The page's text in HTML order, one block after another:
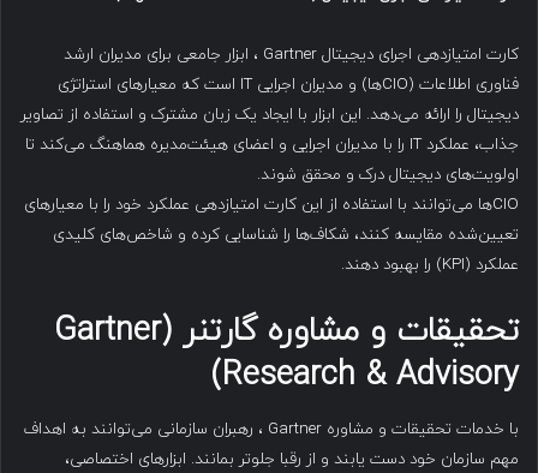
کارت امتیازدهی اجرای دیجیتال Gartner ، ابزار جامعی برای مدیران ارشد
فناوری اطلاعات (CIOها) و مدیران اجرایی IT است که معیارهای استراتژی
دیجیتال را ارائه می‌دهد. این ابزار با ایجاد یک زبان مشترک و استفاده از تصاویر
جذاب، عملکرد IT را با مدیران اجرایی و اعضای هیئت‌مدیره هماهنگ می‌کند تا
اولویت‌های دیجیتال درک و محقق شوند.
CIOها می‌توانند با استفاده از این کارت امتیازدهی عملکرد خود را با معیارهای
تعیین‌شده مقایسه کنند، شکاف‌ها را شناسایی کرده و شاخص‌های کلیدی
عملکرد (KPI) را بهبود دهند.
تحقیقات و مشاوره گارتنر
(Gartner
Research & Advisory)
با خدمات تحقیقات و مشاوره Gartner ، رهبران سازمانی می‌توانند به اهداف
مهم سازمان خود دست یابند و از رقبا جلوتر بمانند. ابزارهای اختصاصی،